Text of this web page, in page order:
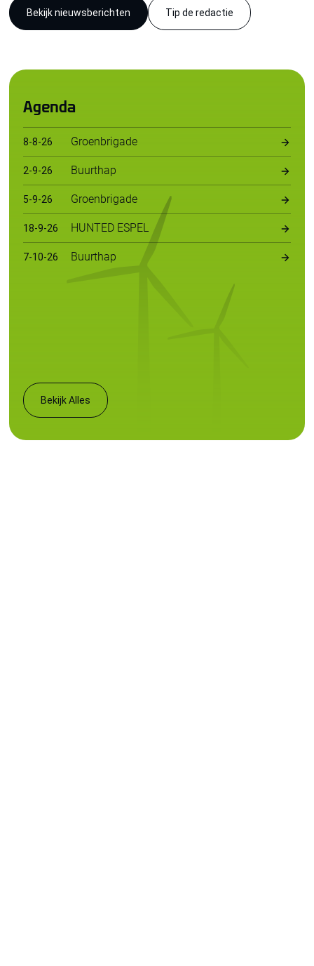
Bekijk nieuwsberichten Tip de redactie
Agenda
8-8-26 Groenbrigade
2-9-26 Buurthap
5-9-26 Groenbrigade
18-9-26 HUNTED ESPEL
7-10-26 Buurthap
Bekijk Alles